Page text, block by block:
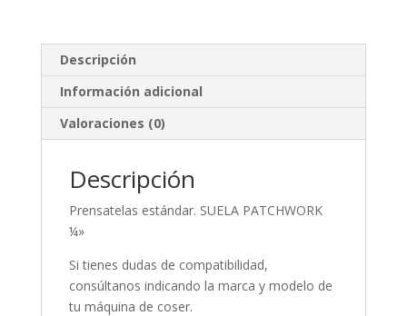
Descripción
Información adicional
Valoraciones (0)
Descripción
Prensatelas estándar. SUELA PATCHWORK
¼»
Si tienes dudas de compatibilidad,
consúltanos indicando la marca y modelo de
tu máquina de coser.